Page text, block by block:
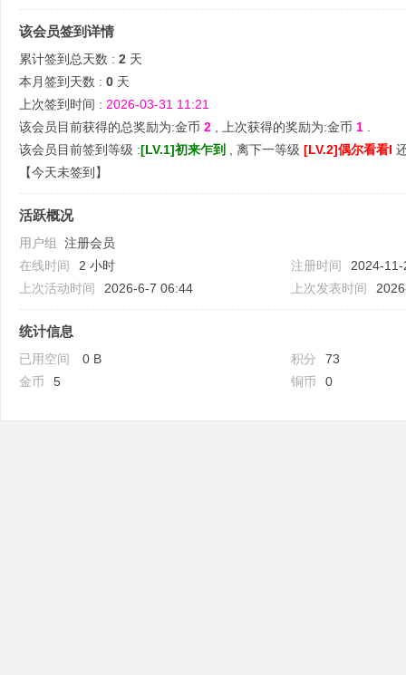
该会员签到详情
累计签到总天数 : 2 天
本月签到天数 : 0 天
上次签到时间 : 2026-03-31 11:21
该会员目前获得的总奖励为:金币 2 , 上次获得的奖励为:金币 1
该会员目前签到等级 :[LV.1]初来乍到 , 离下一等级 [LV.2]偶尔看看I
【今天未签到 】
活跃概况
用户组 注册会员
在线时间
2 小时 注册时间
2024-
上次活动时间
2026-6-7 06:44 上次发表时间
统计信息
已用空间 0 B 积分
73
金币
5 铜币 0